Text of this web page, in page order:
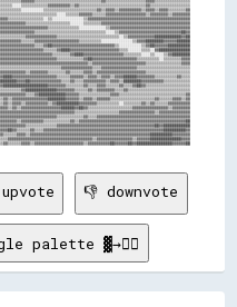
👎 downvote
palette ▓→✊🏽